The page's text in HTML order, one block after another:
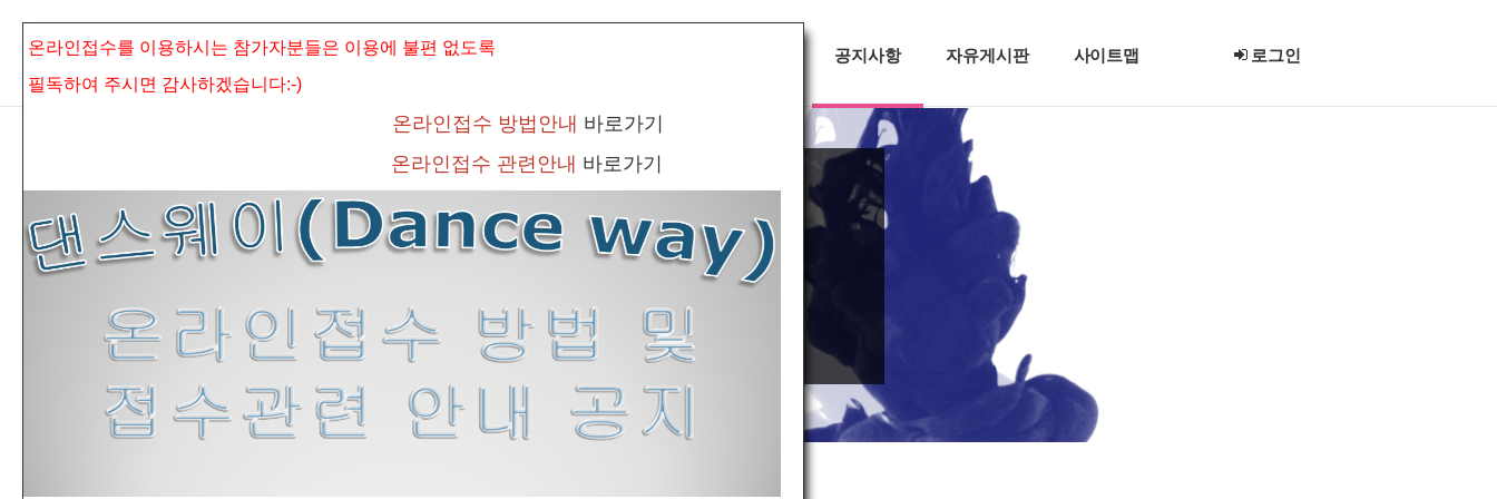
공지사항 자유게시판 사이트맵 로그인
온라인접수를 이용하시는 참가자분들은 이용에 불편 없도록
필독하여 주시면 감사하겠습니다:-)
온라인접수 방법안내 바로가기
온라인접수 관련안내 바로가기
Sketchbook5, 스케치북5
Sketchbook5, 스케치북5